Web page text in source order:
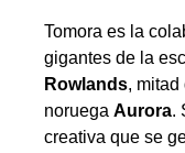
Tomora es la
gigantes de la
Rowlands, mitad
noruega Aurora.
creativa que se